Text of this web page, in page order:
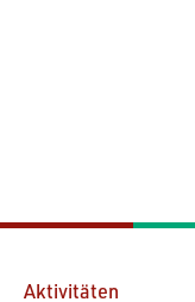
Aktivitäten